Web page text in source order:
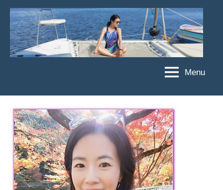
Skip
content
菲
亞
娃
JEFFIA
FANG
亞
娃
粉
絲
團、
主
題
Menu